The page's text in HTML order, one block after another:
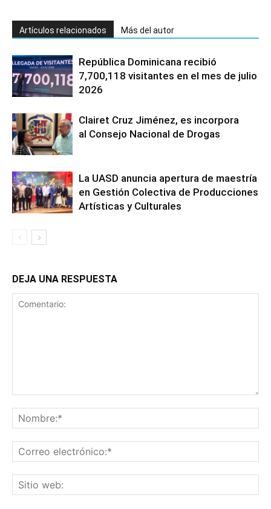
Artículos relacionados Más del autor
República Dominicana recibió
7,700,118 visitantes en el mes de julio
2026
Clairet Cruz Jiménez, es incorpora
al Consejo Nacional de Drogas
La UASD anuncia apertura de maestría
en Gestión Colectiva de Producciones
Artísticas y Culturales
DEJA UNA RESPUESTA